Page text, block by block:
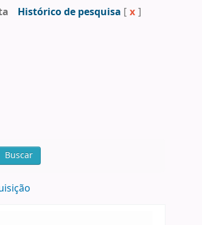
Histórico de pesquisa [ x ]
Buscar